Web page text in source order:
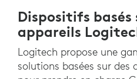
Dispositifs basés
appareils
Logitech propose une
solutions basées sur des